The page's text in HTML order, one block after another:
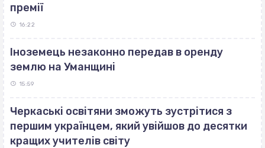
премії
16:22
Іноземець незаконно передав в оренду
землю на Уманщині
15:59
Черкаські освітяни зможуть зустрітися з
першим українцем, який увійшов до десятки
кращих учителів світу